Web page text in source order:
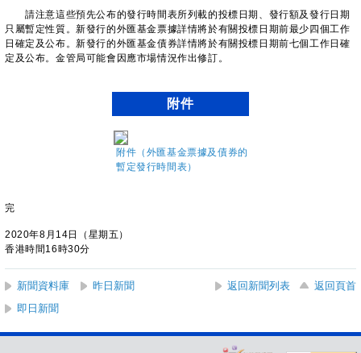
請注意這些預先公布的發行時間表所列載的投標日期、發行額及發行日期
只屬暫定性質。新發行的外匯基金票據詳情將於有關投標日期前最少四個工作
日確定及公布。新發行的外匯基金債券詳情將於有關投標日期前七個工作日確
定及公布。金管局可能會因應市場情況作出修訂。
附件
附件（外匯基金票據及債券的
暫定發行時間表）
完
2020年8月14日（星期五）
香港時間16時30分
新聞資料庫 昨日新聞 返回新聞列表
返回頁首
即日新聞